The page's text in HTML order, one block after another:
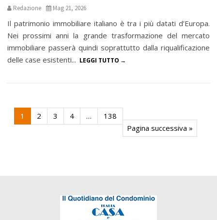
Redazione Mag 21, 2026
Il patrimonio immobiliare italiano è tra i più datati d’Europa.
Nei prossimi anni la grande trasformazione del mercato
immobiliare passerà quindi soprattutto dalla riqualificazione
delle case esistenti... LEGGI TUTTO
1 2 3 4 …
138
Pagina successiva »